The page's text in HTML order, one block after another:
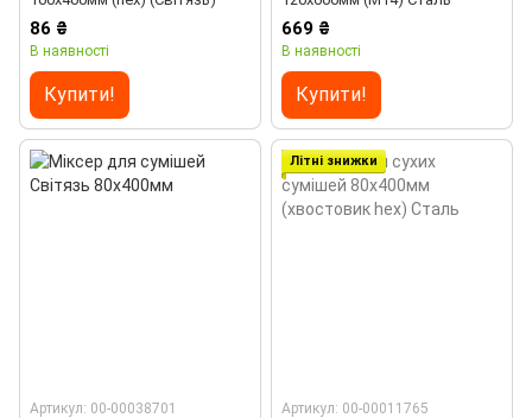
86 ₴
В наявності
Купити!
669 ₴
В наявності
Купити!
Артикул: 00-00038701
Літні знижки
Артикул: 00-00011765